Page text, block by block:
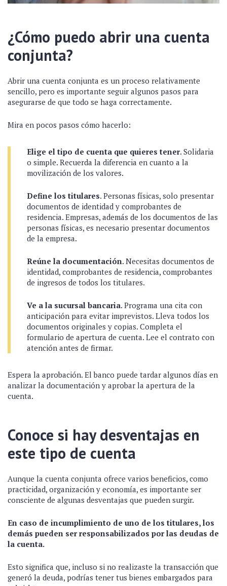
¿Cómo puedo abrir una cuenta
conjunta?
Abrir una cuenta conjunta es un proceso relativamente
sencillo, pero es importante seguir algunos pasos para
asegurarse de que todo se haga correctamente.
Mira en pocos pasos cómo hacerlo:
Elige el tipo de cuenta que quieres tener. Solidaria
o simple. Recuerda la diferencia en cuanto a la
movilización de los valores.
Define los titulares. Personas físicas, solo presentar
documentos de identidad y comprobantes de
residencia. Empresas, además de los documentos de las
personas físicas, es necesario presentar documentos
de la empresa.
Reúne la documentación. Necesitas documentos de
identidad, comprobantes de residencia, comprobantes
de ingresos de todos los titulares.
Ve a la sucursal bancaria. Programa una cita con
anticipación para evitar imprevistos. Lleva todos los
documentos originales y copias. Completa el
formulario de apertura de cuenta. Lee el contrato con
atención antes de firmar.
Espera la aprobación. El banco puede tardar algunos días en
analizar la documentación y aprobar la apertura de la
cuenta.
Conoce si hay desventajas en
este tipo de cuenta
Aunque la cuenta conjunta ofrece varios beneficios, como
practicidad, organización y economía, es importante ser
consciente de algunas desventajas que pueden surgir.
En caso de incumplimiento de uno de los titulares, los
demás pueden ser responsabilizados por las deudas de
la cuenta.
Esto significa que, incluso si no realizaste la transacción que
generó la deuda, podrías tener tus bienes embargados para